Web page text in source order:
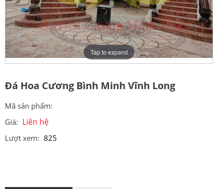
Tap to expand
Đá Hoa Cương Bình Minh Vĩnh Long
Mã sản phẩm:
Giá: Liên hệ
Lượt xem: 825